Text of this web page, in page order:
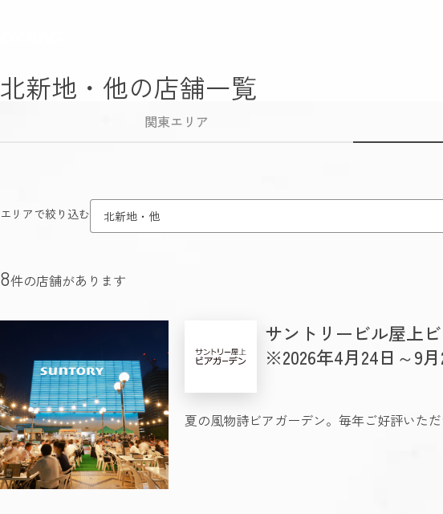
北新地・他の店舗一覧
関東エリア
エリアで絞り込む 北新地・他
8件の店舗があります
サントリービル屋上
※2026年4月24日～9
夏の風物詩ビアガーデン。毎年ご好評いた